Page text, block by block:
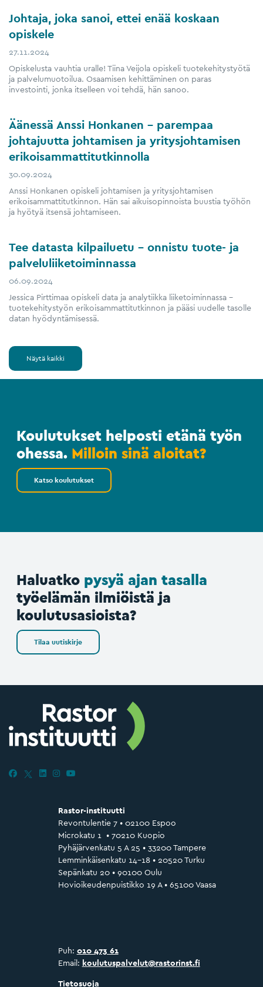
Johtaja, joka sanoi, ettei enää koskaan
opiskele
27.11.2024
Opiskelusta vauhtia uralle! Tiina Veijola opiskeli tuotekehitystyötä
ja palvelumuotoilua. Osaamisen kehittäminen on paras
investointi, jonka itselleen voi tehdä, hän sanoo.
Äänessä Anssi Honkanen – parempaa
johtajuutta johtamisen ja yritysjohtamisen
erikoisammattitutkinnolla
30.09.2024
Anssi Honkanen opiskeli johtamisen ja yritysjohtamisen
erikoisammattitutkinnon. Hän sai aikuisopinnoista buustia työhön
ja hyötyä itsensä johtamiseen.
Tee datasta kilpailuetu – onnistu tuote- ja
palveluliiketoiminnassa
06.09.2024
Jessica Pirttimaa opiskeli data ja analytiikka liiketoiminnassa –
tuotekehitystyön erikoisammattitutkinnon ja pääsi uudelle tasolle
datan hyödyntämisessä.
Näytä kaikki
Koulutukset helposti etänä työn
ohessa. Milloin sinä aloitat?
Katso koulutukset
Haluatko pysyä ajan tasalla
työelämän ilmiöistä ja
koulutusasioista?
Tilaa uutiskirje
Rastor-instituutti
Revontulentie 7 • 02100 Espoo
Microkatu 1 • 70210 Kuopio
Pyhäjärvenkatu 5 A 25 • 33200 Tampere
Lemminkäisenkatu 14–18 • 20520 Turku
Sepänkatu 20 • 90100 Oulu
Hovioikeudenpuistikko 19 A • 65100 Vaasa
Puh: 010 473 61
Email: koulutuspalvelut@rastorinst.fi
Tietosuoja